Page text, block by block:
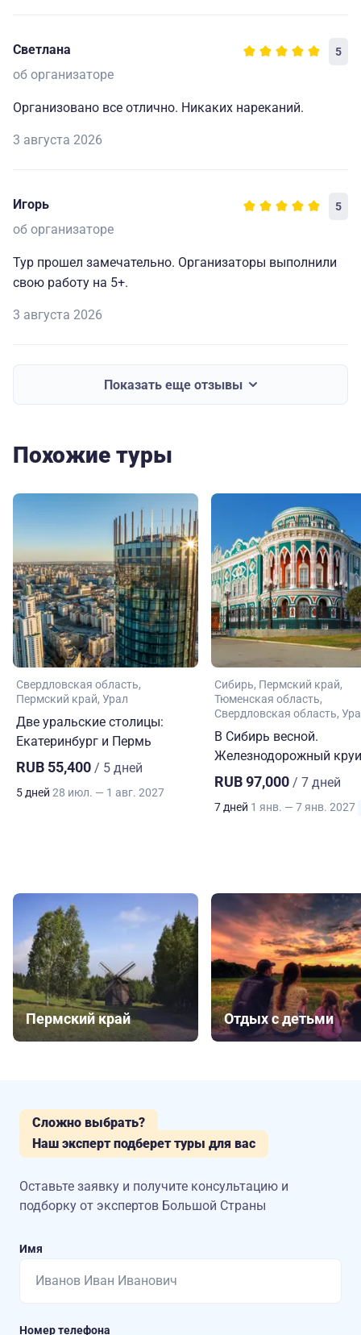
Светлана 5
об организаторе
Организовано все отлично. Никаких нареканий.
3 августа 2026
Игорь 5
об организаторе
Тур прошел замечательно. Организаторы выполнили
свою работу на 5+.
3 августа 2026
Показать еще отзывы
Похожие туры
Свердловская область
Пермский край Урал
Две уральские столицы:
Екатеринбург и Пермь
RUB 55,400 / 5 дней
5 дней 28 июл. — 1 авг. 2027
Сибирь Пермский край
Тюменская область
Свердловская область
В Сибирь весной.
Железнодорожный
RUB 97,000 / 7 дней
7 дней 1 янв. — 7 янв. 2027
Пермский край Отдых с детьми
Сложно выбрать?
Наш эксперт подберет туры для вас
Оставьте заявку и получите консультацию и
подборку от экспертов Большой Страны
Имя
Номер телефона